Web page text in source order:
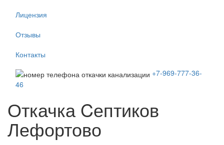
Лицензия
Отзывы
Контакты
+7-969-777-36-
46
Откачка Cептиков
Лефортово